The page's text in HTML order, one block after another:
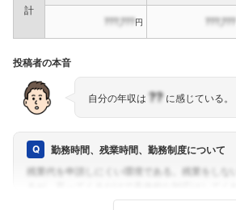
計
???,???円 ???,???
投稿者の本音
自分の年収は ??に感じている。
勤務時間、残業時間、勤務制度について